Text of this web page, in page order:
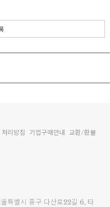
리방침 기업구매안내
교환/환불
특별시 중구 다산로22길 6, 타